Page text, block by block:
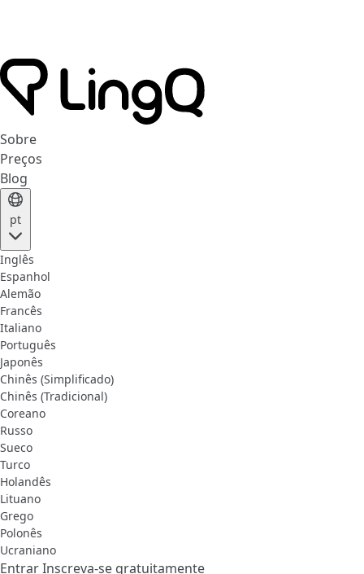
Sobre
Preços
Blog
pt
Inglês
Espanhol
Alemão
Francês
Italiano
Português
Japonês
Chinês (Simplificado)
Chinês (Tradicional)
Coreano
Russo
Sueco
Turco
Holandês
Lituano
Grego
Polonês
Ucraniano
EntrarInscreva-se gratuitamente